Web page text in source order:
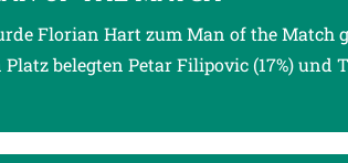
Florian Hart zum Man of the Match
belegten Petar Filipovic (17%) und